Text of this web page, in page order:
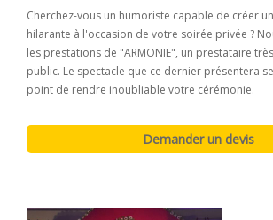
Cherchez-vous un humoriste capable de créer
hilarante à l'occasion de votre soirée privée ?
les prestations de "ARMONIE", un prestataire
public. Le spectacle que ce dernier présentera
point de rendre inoubliable votre cérémonie.